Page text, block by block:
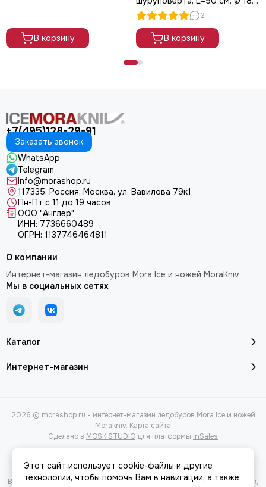
В корзину
мм
2
В корзину
+7(495)128-29-91
Заказать звонок
WhatsApp
Telegram
Info@morashop.ru
117335, Россия, Москва, ул. Вавилова 79к1
Пн-Пт с 11 до 19 часов
ООО "Англер"
ИНН: 7736660489
ОГРН: 1137746464811
Каталог
Интернет-магазин
О компании
Интернет-магазин ледобуров Mora Ice и ножей MoraKniv
Мы в социальных сетях
2026 © morashop.ru - интернет-магазин ледобуров Mora Ice и ножей
Morakniv. Карта сайта
Сделано в MOSK.STUDIO для платформы InSales
Вся представленная на сайте информация, касающаяся характеристик,
Этот сайт использует cookie-файлы и другие
технологии, чтобы помочь Вам в навигации, а также